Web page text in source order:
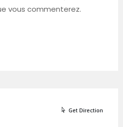
vous commenterez.
Get Direction